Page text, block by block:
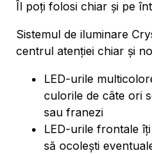
Îl poți folosi chiar și pe
Sistemul de iluminare
centrul atenției chiar și
LED-urile
culorile de câte ori
sau franezi
LED-urile frontale
să ocolești